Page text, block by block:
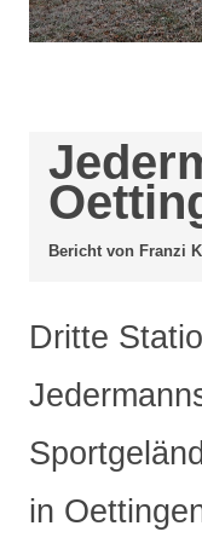
Bericht von Franzi
Dritte
in